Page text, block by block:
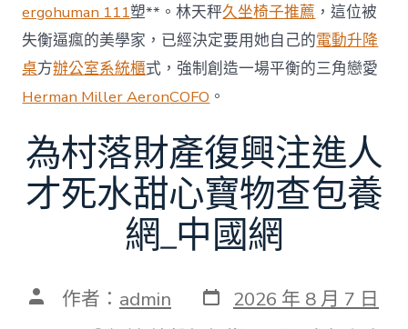
ergohuman 111塑**。林天秤久坐椅子推薦 ，這位被
失衡逼瘋的美學家，已經決定要用她自己的電動升降
桌方辦公室系統櫃式，強制創造一場平衡的三角戀愛
Herman Miller AeronCOFO 。
為村落財產復興注進人
才死水甜心寶物查包養
網_中國網
文 作者： admin 發
表
2026 年 8 月 7 日